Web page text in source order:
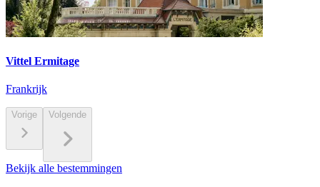
Vittel Ermitage
Frankrijk
Vorige Volgende
Bekijk alle bestemmingen